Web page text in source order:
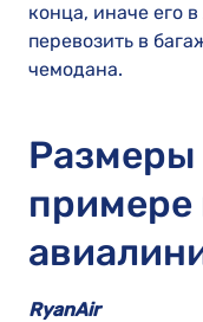
конца, иначе его
перевозить в
чемодана.
Размеры
примере
RyanAir